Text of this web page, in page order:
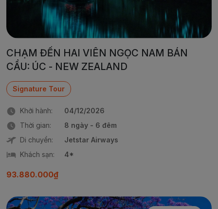
CHẠM ĐẾN HAI VIÊN NGỌC NAM BÁN
CẦU: ÚC - NEW ZEALAND
Signature Tour
Khởi hành:
04/12/2026
Thời gian:
8 ngày - 6 đêm
Di chuyển:
Jetstar Airways
Khách sạn:
4*
93.880.000₫